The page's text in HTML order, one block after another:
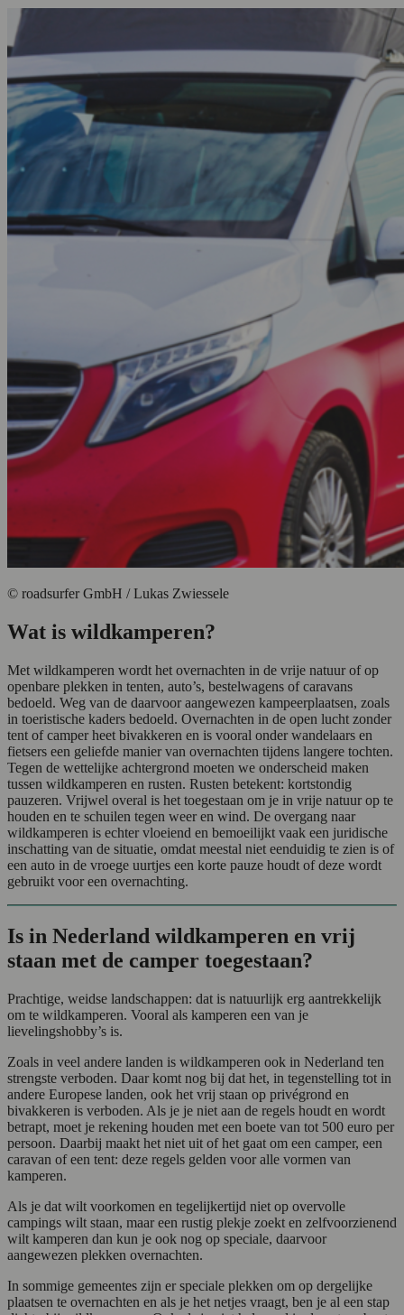
© roadsurfer GmbH / Lukas Zwiessele
Wat is wildkamperen?
Met wildkamperen wordt het overnachten in de vrije natuur of op
openbare plekken in tenten, auto’s, bestelwagens of caravans
bedoeld. Weg van de daarvoor aangewezen kampeerplaatsen, zoals
in toeristische kaders bedoeld. Overnachten in de open lucht zonder
tent of camper heet bivakkeren en is vooral onder wandelaars en
fietsers een geliefde manier van overnachten tijdens langere tochten.
Tegen de wettelijke achtergrond moeten we onderscheid maken
tussen wildkamperen en rusten. Rusten betekent: kortstondig
pauzeren. Vrijwel overal is het toegestaan om je in vrije natuur op te
houden en te schuilen tegen weer en wind. De overgang naar
wildkamperen is echter vloeiend en bemoeilijkt vaak een juridische
inschatting van de situatie, omdat meestal niet eenduidig te zien is of
een auto in de vroege uurtjes een korte pauze houdt of deze wordt
gebruikt voor een overnachting.
Is in Nederland wildkamperen en vrij
staan met de camper toegestaan?
Prachtige, weidse landschappen: dat is natuurlijk erg aantrekkelijk
om te wildkamperen. Vooral als kamperen een van je
lievelingshobby’s is.
Zoals in veel andere landen is wildkamperen ook in Nederland ten
strengste verboden. Daar komt nog bij dat het, in tegenstelling tot in
andere Europese landen, ook het vrij staan op privégrond en
bivakkeren is verboden. Als je je niet aan de regels houdt en wordt
betrapt, moet je rekening houden met een boete van tot 500 euro per
persoon. Daarbij maakt het niet uit of het gaat om een camper, een
caravan of een tent: deze regels gelden voor alle vormen van
kamperen.
Als je dat wilt voorkomen en tegelijkertijd niet op overvolle
campings wilt staan, maar een rustig plekje zoekt en zelfvoorzienend
wilt kamperen dan kun je ook nog op speciale, daarvoor
aangewezen plekken overnachten.
In sommige gemeentes zijn er speciale plekken om op dergelijke
plaatsen te overnachten en als je het netjes vraagt, ben je al een stap